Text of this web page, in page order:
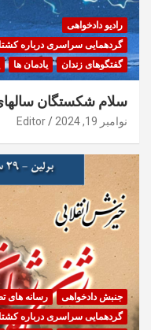
رادیو دادخواهی
گردهمایی سراسری درباره
گفتگوهای زندان
یادمان ها
سلام شکستگان
نوامبر 19, 2024 Editor
جنبش دادخواهی رسانه های
گردهمایی سراسری درباره